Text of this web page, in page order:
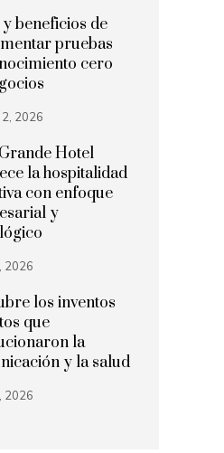
y beneficios de
pruebas
cero
2026
Hotel
la hospitalidad
con enfoque
y
2026
los inventos
que
la
y la salud
2026